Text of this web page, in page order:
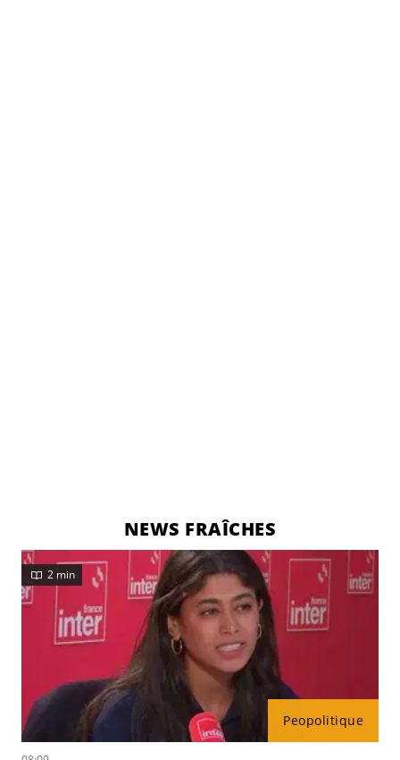
NEWS FRAÎCHES
Peopolitique
2 min